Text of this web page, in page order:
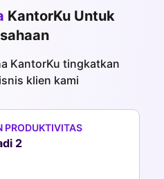
KantorKu Untuk
KantorKu tingkatkan
klien kami
PRODUKTIVITAS
2